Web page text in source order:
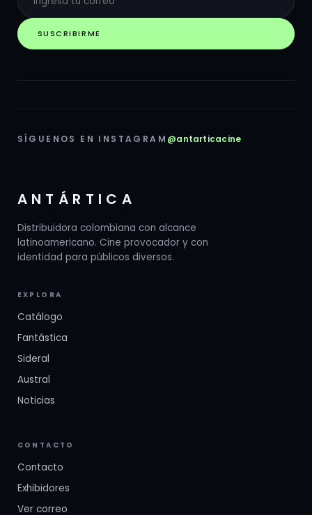
SUSCRIBIRME
SÍGUENOS EN INSTAGRAM @antarticacine
ANTÁRTICA
Distribuidora colombiana con alcance
latinoamericano. Cine provocador y con
identidad para públicos diversos.
EXPLORA
Catálogo
Fantástica
Sideral
Austral
Noticias
CONTACTO
Contacto
Exhibidores
Ver correo